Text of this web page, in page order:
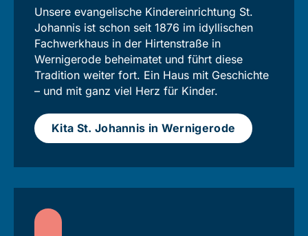
Unsere evange­lische Kinder­einrichtung St.
Johannis ist schon seit 1876 im idyllischen
Fach­werk­haus in der Hirtenstraße in
Wernigerode beheimatet und führt diese
Tradition weiter fort. Ein Haus mit Geschichte
– und mit ganz viel Herz für Kinder.
Kita St. Johannis in Wernigerode